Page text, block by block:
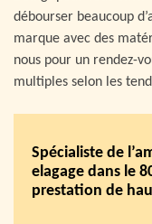
débourser beaucoup
marque avec des
nous pour un rendez-
multiples selon les
Spécialiste de
elagage dans le
prestation de